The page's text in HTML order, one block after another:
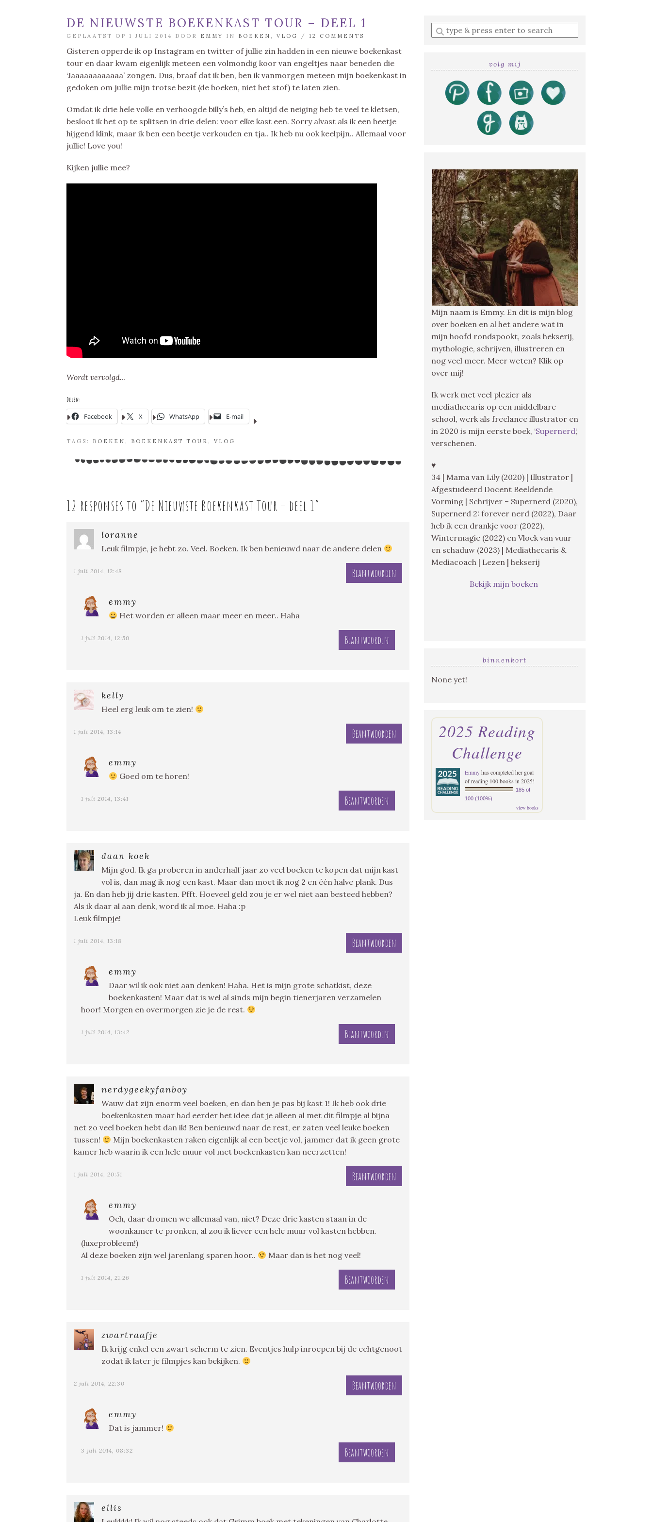
DE NIEUWSTE BOEKENKAST TOUR – DEEL 1
GEPLAATST OP 1 JULI 2014 DOOR EMMY IN BOEKEN , VLOG / 12 COMMENTS
Gisteren opperde ik op Instagram en twitter of jullie zin hadden in een nieuwe boekenkast
tour en daar kwam eigenlijk meteen een volmondig koor van engeltjes naar beneden die
‘Jaaaaaaaaaaaa’ zongen. Dus, braaf dat ik ben, ben ik vanmorgen meteen mijn boekenkast in
gedoken om jullie mijn trotse bezit (de boeken, niet het stof) te laten zien.
Omdat ik drie hele volle en verhoogde billy’s heb, en altijd de neiging heb te veel te kletsen,
besloot ik het op te splitsen in drie delen: voor elke kast een. Sorry alvast als ik een beetje
hijgend klink, maar ik ben een beetje verkouden en tja.. Ik heb nu ook keelpijn.. Allemaal voor
jullie! Love you!
Kijken jullie mee?
Wordt vervolgd…
Delen:
Facebook X WhatsApp E-mail
TAGS: BOEKEN , BOEKENKAST TOUR , VLOG
12 responses to “De Nieuwste Boekenkast Tour – deel 1”
loranne
Leuk filmpje, je hebt zo. Veel. Boeken. Ik ben benieuwd naar de andere delen
1 juli 2014, 12:48 Beantwoorden
emmy
Het worden er alleen maar meer en meer.. Haha
1 juli 2014, 12:50 Beantwoorden
kelly
Heel erg leuk om te zien!
1 juli 2014, 13:14 Beantwoorden
emmy
Goed om te horen!
1 juli 2014, 13:41 Beantwoorden
daan koek
Mijn god. Ik ga proberen in anderhalf jaar zo veel boeken te kopen dat mijn kast
vol is, dan mag ik nog een kast. Maar dan moet ik nog 2 en één halve plank. Dus
ja. En dan heb jij drie kasten. Pfft. Hoeveel geld zou je er wel niet aan besteed hebben?
Als ik daar al aan denk, word ik al moe. Haha :p
Leuk filmpje!
1 juli 2014, 13:18 Beantwoorden
emmy
Daar wil ik ook niet aan denken! Haha. Het is mijn grote schatkist, deze
boekenkasten! Maar dat is wel al sinds mijn begin tienerjaren verzamelen
hoor! Morgen en overmorgen zie je de rest.
1 juli 2014, 13:42 Beantwoorden
nerdygeekyfanboy
Wauw dat zijn enorm veel boeken, en dan ben je pas bij kast 1! Ik heb ook drie
boekenkasten maar had eerder het idee dat je alleen al met dit filmpje al bijna
net zo veel boeken hebt dan ik! Ben benieuwd naar de rest, er zaten veel leuke boeken
tussen!
Mijn boekenkasten raken eigenlijk al een beetje vol, jammer dat ik geen grote
kamer heb waarin ik een hele muur vol met boekenkasten kan neerzetten!
1 juli 2014, 20:51 Beantwoorden
emmy
Oeh, daar dromen we allemaal van, niet? Deze drie kasten staan in de
woonkamer te pronken, al zou ik liever een hele muur vol kasten hebben.
(luxeprobleem!)
Al deze boeken zijn wel jarenlang sparen hoor..
Maar dan is het nog veel!
1 juli 2014, 21:26 Beantwoorden
zwartraafje
Ik krijg enkel een zwart scherm te zien. Eventjes hulp inroepen bij de echtgenoot
zodat ik later je filmpjes kan bekijken.
2 juli 2014, 22:30 Beantwoorden
emmy
Dat is jammer!
3 juli 2014, 08:32 Beantwoorden
ellis
Enter
a
volg mij
Mijn naam is Emmy. En dit is mijn blog
over boeken en al het andere wat in
mijn hoofd rondspookt, zoals hekserij,
mythologie, schrijven, illustreren en
nog veel meer. Meer weten? Klik op
over mij!
Ik werk met veel plezier als
mediathecaris op een middelbare
school, werk als freelance illustrator en
in 2020 is mijn eerste boek, ‘Supernerd‘,
verschenen.
♥
34 | Mama van Lily (2020) | Illustrator |
Afgestudeerd Docent Beeldende
Vorming | Schrijver – Supernerd (2020),
Supernerd 2: forever nerd (2022), Daar
heb ik een drankje voor (2022),
Wintermagie (2022) en Vloek van vuur
en schaduw (2023) | Mediathecaris &
Mediacoach | Lezen | hekserij
Bekijk mijn boeken
binnenkort
None yet!
2025 Reading
Challenge
Emmyhas completed her goal
of reading 100 books in 2025!
185 of
100 (100%)
view books